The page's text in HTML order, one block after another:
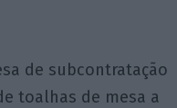
de subcontratação
toalhas de mesa a